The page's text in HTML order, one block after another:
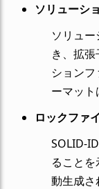
ソリューシ
ソリュ
き、拡
ション
ーマット
ロックファ
SOLID-
ること
動生成さ